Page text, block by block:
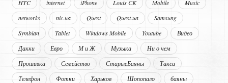
HTC
internet iPhone Louis CK Mobile
Music
networks
nic.ua Quest Quest.ua
Samsung
Symbian
Tablet Windows Mobile Youtube
Видео
Дакки
Евро М и Ж Музыка
Ни о чем
Прошивка
Семейство СтарыеБаяны
Такса
Телефон
Фотки Харьков Шопопало
баяны